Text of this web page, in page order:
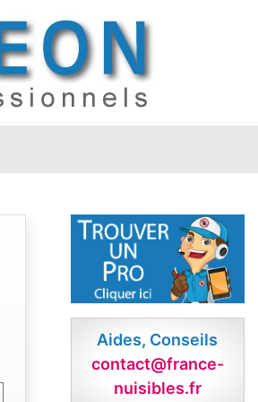
Aides, Conseils
contact@france-
nuisibles.fr